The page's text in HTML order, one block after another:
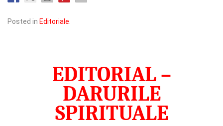
Posted in Editoriale
EDITORIAL –
DARURILE
SPIRITUALE